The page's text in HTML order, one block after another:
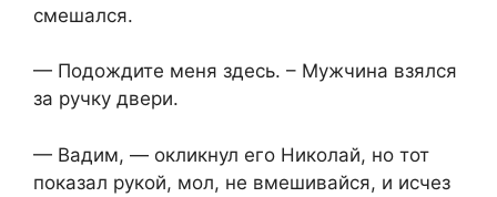
смешался.
— Подождите меня здесь. – Мужчина взялся
за ручку двери.
— Вадим, — окликнул его Николай, но тот
показал рукой, мол, не вмешивайся, и исчез